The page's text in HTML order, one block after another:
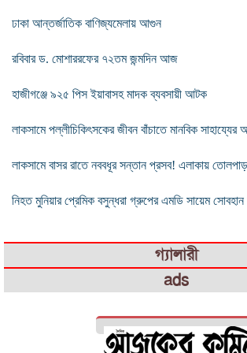
ঢাকা আন্তর্জাতিক বাণিজ্যমেলায় আগুন
রবিবার ড. মোশাররফের ৭২তম জন্মদিন আজ
হাজীগঞ্জে ৯২৫ পিস ইয়াবাসহ মাদক ব্যবসায়ী আটক
লাকসামে পল্লীচিকিৎসকের জীবন বাঁচাতে মানবিক সাহায্যের
লাকসামে বাসর রাতে নববধূর সন্তান প্রসব! এলাকায় তোলপাড়
নিহত মুনিয়ার প্রেমিক বসুন্ধরা গ্রুপের এমডি সায়েম
গ্যালারী
ads